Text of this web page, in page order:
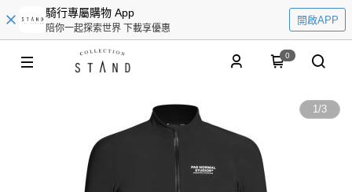
騎行專屬購物 App
陪你一起探索世界 下載享優惠
開啟APP
0
1/3